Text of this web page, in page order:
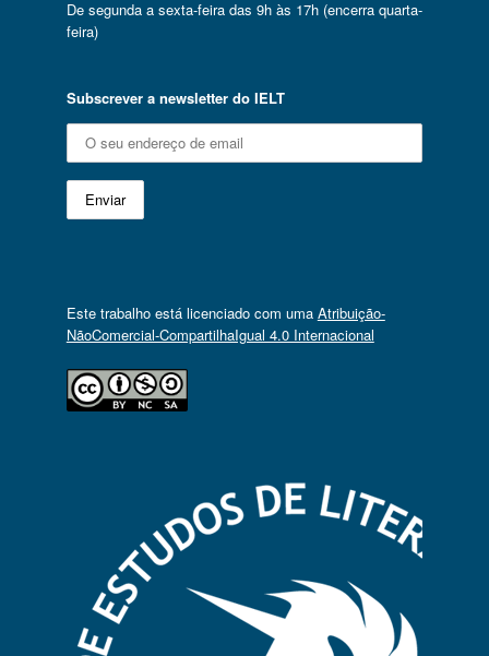
De segunda a sexta-feira das 9h às 17h (encerra quarta-
feira)
Subscrever a newsletter do IELT
Este trabalho está licenciado com uma Atribuição-
NãoComercial-CompartilhaIgual 4.0 Internacional